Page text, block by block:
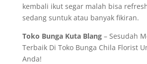
kembali ikut segar malah bisa
sedang suntuk atau banyak fikiran.
Toko Bunga Kuta Blang– Sesudah
Terbaik Di Toko Bunga Chila Florist
Anda!